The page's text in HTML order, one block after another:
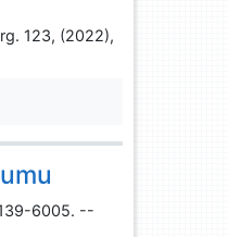
123, (2022),
6005. --